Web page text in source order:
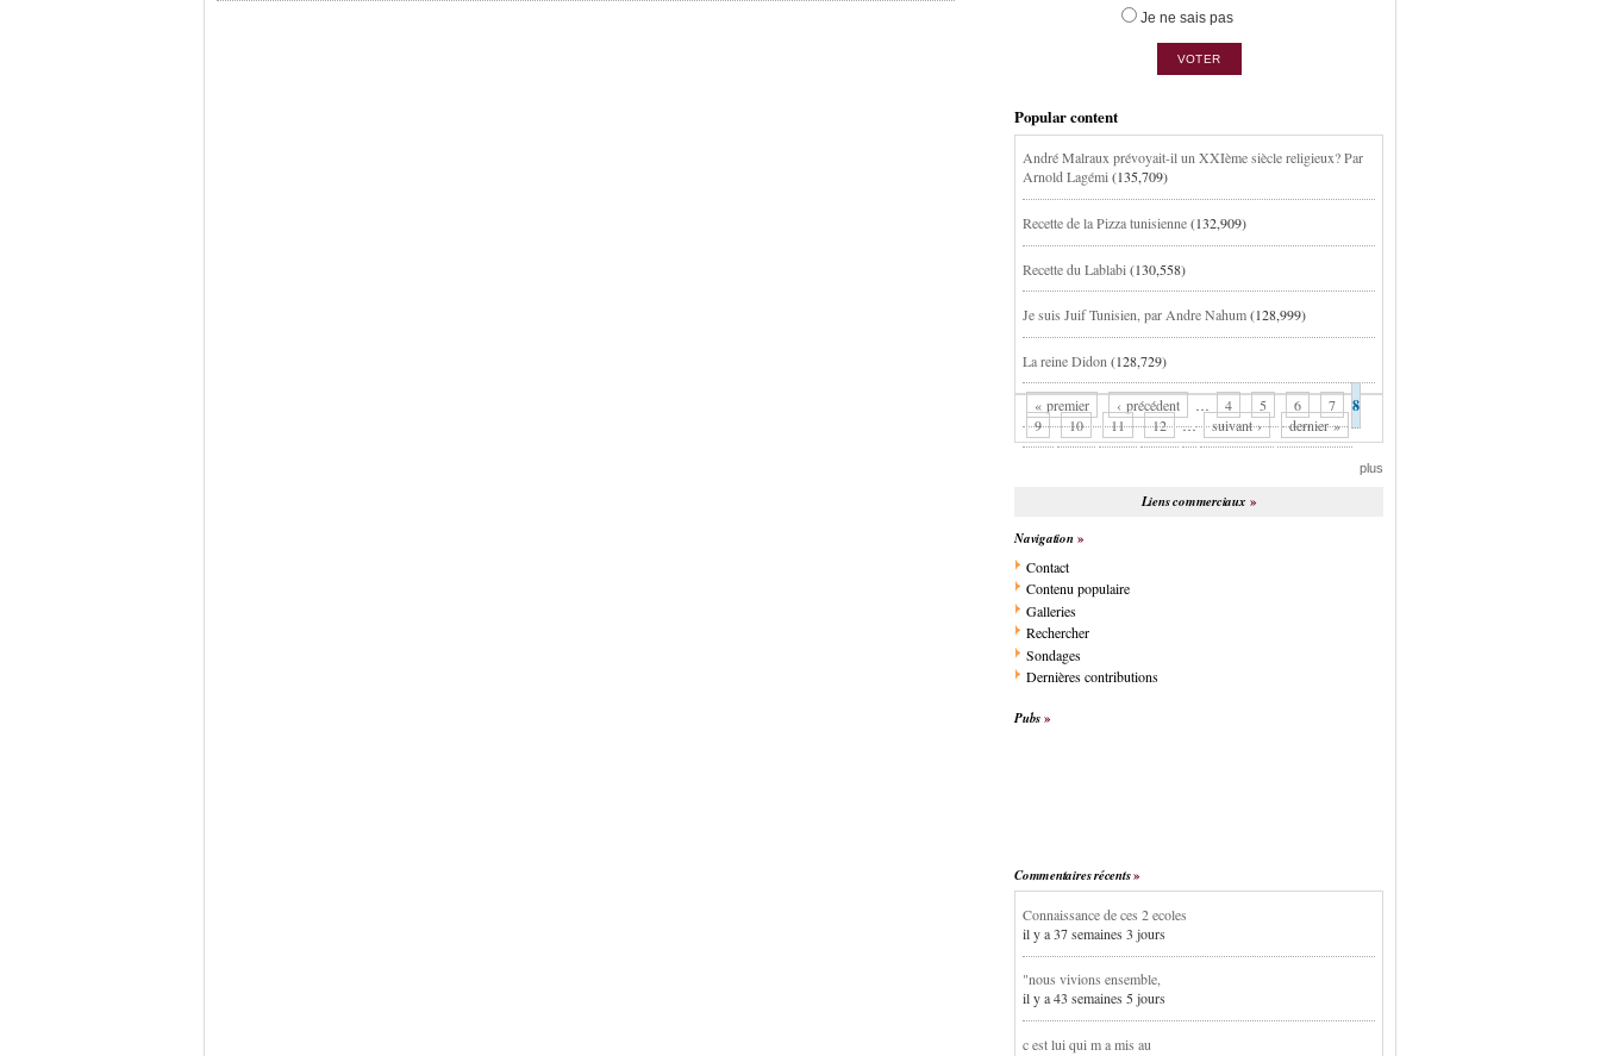
Je ne sais pas
Popular content
André Malraux prévoyait-il un XXIème siècle religieux? Par
Arnold Lagémi(135,709)
Recette de la Pizza tunisienne(132,909)
Recette du Lablabi (130,558)
Je suis Juif Tunisien, par Andre Nahum(128,999)
La reine Didon (128,729)
« premier ‹ précédent … 4 5 6 7 8
9 10 11 12 … suivant › dernier »
plus
Liens commerciaux
Navigation
Contact
Contenu populaire
Galleries
Rechercher
Sondages
Dernières contributions
Pubs
Commentaires récents
Connaissance de ces 2 ecoles
il y a 37 semaines 3 jours
"nous vivions ensemble,
il y a 43 semaines 5 jours
c est lui qui m a mis au